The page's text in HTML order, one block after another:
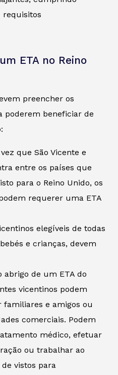
requisitos
ETA no Reino
preencher os
poderem beneficiar de
que São Vicente e
entre os países que
para o Reino Unido, os
requerer uma ETA
elegíveis de todas
e crianças, devem
abrigo de um ETA do
vicentinos podem
e amigos ou
comerciais. Podem
médico, efetuar
ou trabalhar ao
vistos para